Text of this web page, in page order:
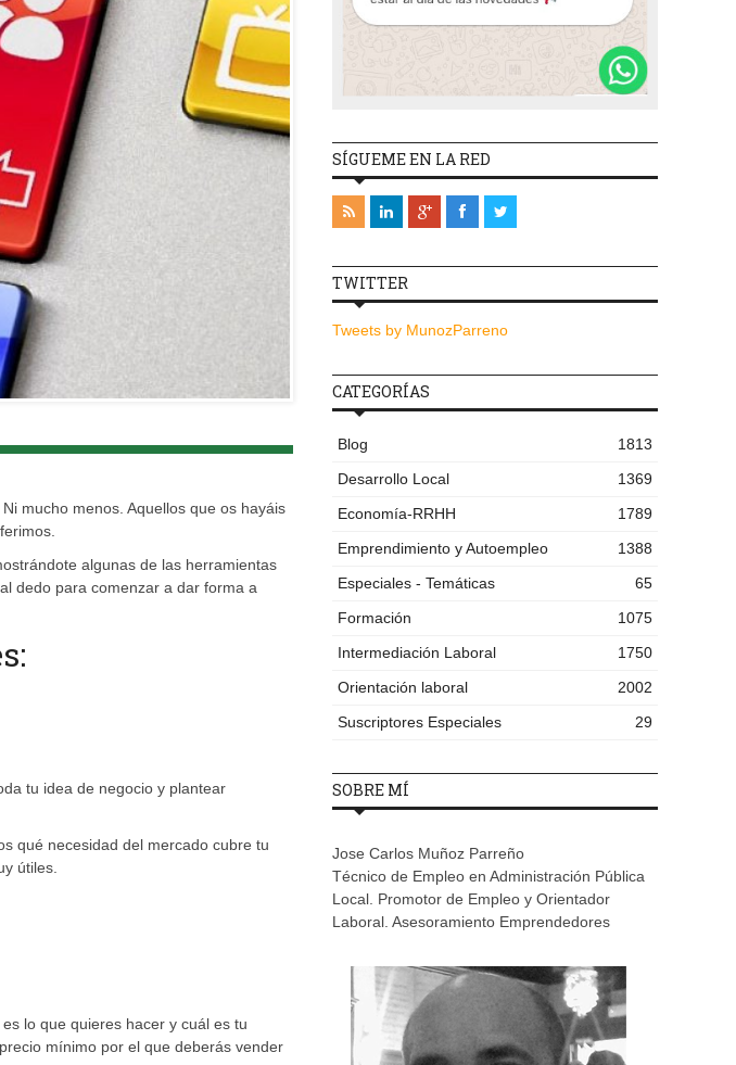
mucho menos. Aquellos que os hayáis
algunas de las herramientas
dedo para comenzar a dar forma a
tu idea de negocio y plantear
qué necesidad del mercado cubre tu
útiles.
lo que quieres hacer y cuál es tu
mínimo por el que deberás vender
SÍGUEME EN LA RED
TWITTER
Tweets by MunozParreno
CATEGORÍAS
Blog
1813
Desarrollo Local
1369
Economía-RRHH
1789
Emprendimiento y Autoempleo
1388
Especiales - Temáticas
65
Formación
1075
Intermediación Laboral
1750
Orientación laboral
2002
Suscriptores Especiales
29
SOBRE MÍ
Jose Carlos Muñoz Parreño
Técnico de Empleo en Administración Pública
Local. Promotor de Empleo y Orientador
Laboral. Asesoramiento Emprendedores